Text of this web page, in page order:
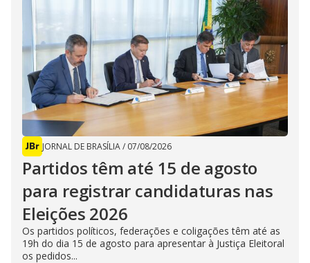
JORNAL DE BRASÍLIA/ 07/08/2026
Partidos têm até 15 de agosto
para registrar candidaturas nas
Eleições 2026
Os partidos políticos, federações e coligações têm até as
19h do dia 15 de agosto para apresentar à Justiça Eleitoral
os pedidos...